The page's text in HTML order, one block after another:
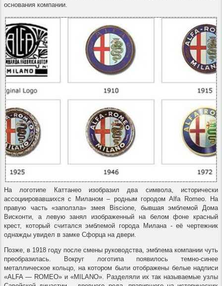
основания компании.
На логотипе Каттанео изобразил два символа, исторически
ассоциировавшихся с Миланом – родным городом Alfa Romeo. На
правую часть «заползла» змея Biscione, бывшая эмблемой Дома
Висконти, а левую занял изображенный на белом фоне красный
крест, который считался эмблемой города Милана - её чертежник
однажды увидел в замке Сфорца на двери.
Позже, в 1918 году после смены руководства, эмблема компании чуть
преобразилась. Вокруг логотипа появилось темно-синее
металлическое кольцо, на котором были отображены белые надписи
«ALFA — ROMEO» и «MILANO». Разделяли их так называемые узлы